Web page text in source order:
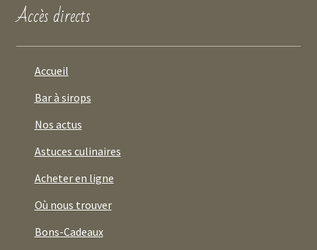
Accès directs
Accueil
Bar à sirops
Nos actus
Astuces culinaires
Acheter en ligne
Où nous trouver
Bons-Cadeaux